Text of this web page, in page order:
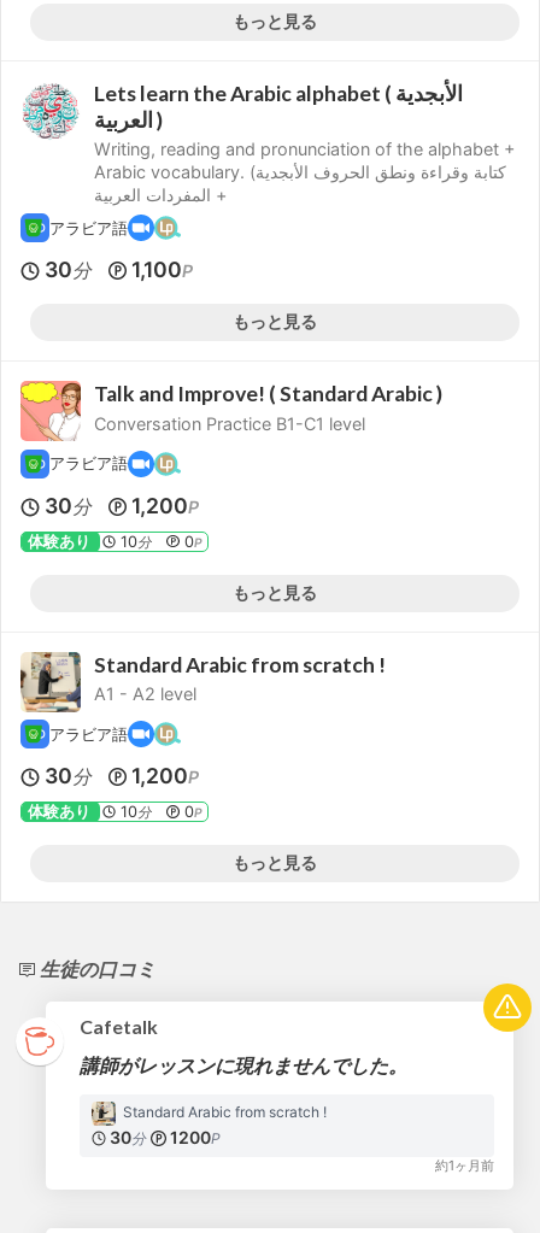
もっと見る
Lets learn the Arabic alphabet ( الأبجدية
العربية )
Writing, reading and pronunciation of the alphabet +
Arabic vocabulary. (كتابة وقراءة ونطق الحروف الأبجدية
+ المفردات العربية
アラビア語
30分 1,100P
もっと見る
Talk and Improve! ( Standard Arabic )
Conversation Practice B1-C1 level
アラビア語
30分 1,200P
体験あり 10分 0P
もっと見る
Standard Arabic from scratch !
A1 - A2 level
アラビア語
30分 1,200P
体験あり 10分 0P
もっと見る
生徒の口コミ
Cafetalk
講師がレッスンに現れませんでした。
Standard Arabic from scratch !
30分 1200P
約1ヶ月前